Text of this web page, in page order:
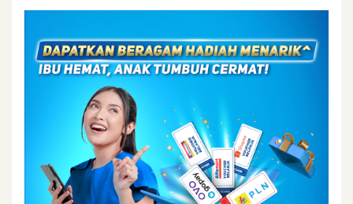
Tidak Hamil dan Memiliki Anak
Sedang Hamil
Sedang Hamil dan Memiliki Anak
Saya setuju dengan syarat dan ketentuan serta
kebijakan privasiIbu & Balita
Saya setuju dan bersedia menerima informasi dari
Ibu & Balita, Frisian Flag Indonesia, dan partner Ibu